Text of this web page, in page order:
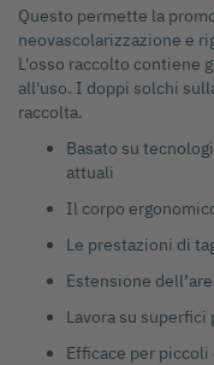
Questo permette la
neovascolarizzazione e
L'osso raccolto contiene
all'uso. I doppi solchi
raccolta.
Basato su
attuali
Il corpo
Le prestazioni di
Estensione
Lavora su superfici
Efficace per